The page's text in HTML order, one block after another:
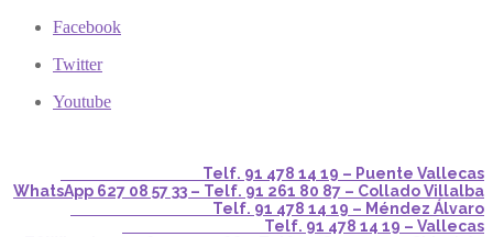
Facebook
Twitter
Youtube
Telf. 91 478 14 19 – Puente Vallecas
WhatsApp 627 08 57 33 – Telf. 91 261 80 87 – Collado Villalba
Telf. 91 478 14 19 – Méndez Álvaro
Telf. 91 478 14 19 – Vallecas